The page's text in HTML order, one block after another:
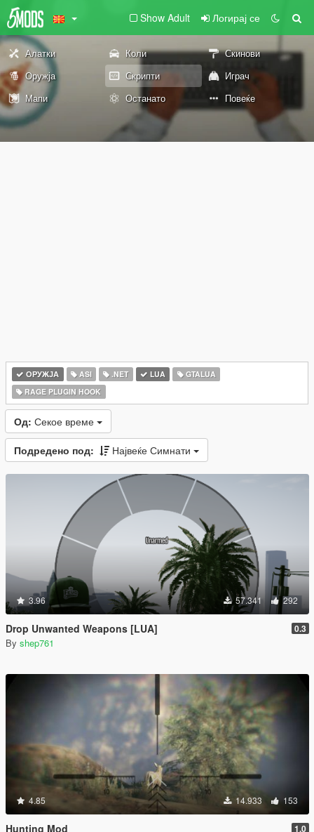
Show Adult Логирај се
Алатки Коли
Скинови
Оружја
Скрипти
Играч
Мапи
Останато Повеќе
ОРУЖЈА ASI .NET LUA
GTALUA
RAGE PLUGIN HOOK
Од: Секое време
Подредено под: Највеќе Симнати
3.96 57.341 292
Drop Unwanted Weapons [LUA] 0.3
By shep761
4.85 14.933 153
Hunting Mod 1.0